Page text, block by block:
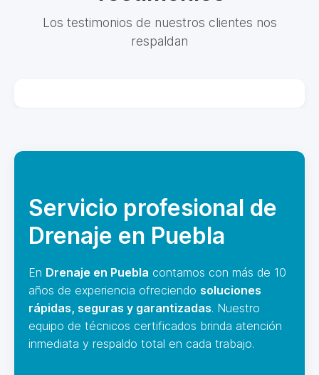
Los testimonios de nuestros clientes nos
respaldan
Servicio profesional de
Drenaje en Puebla
En Drenaje en Puebla contamos con más de 10
años de experiencia ofreciendo soluciones
rápidas, seguras y garantizadas. Nuestro
equipo de técnicos certificados brinda atención
inmediata y respaldo total en cada trabajo.